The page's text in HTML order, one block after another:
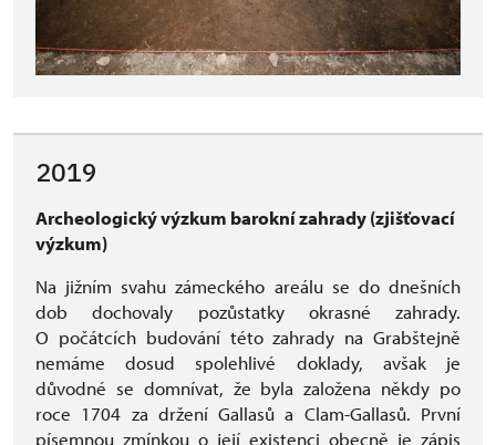
2019
Archeologický výzkum barokní zahrady (zjišťovací
výzkum)
Na jižním svahu zámeckého areálu se do dnešních
dob dochovaly pozůstatky okrasné zahrady.
O počátcích budování této zahrady na Grabštejně
nemáme dosud spolehlivé doklady, avšak je
důvodné se domnívat, že byla založena někdy po
roce 1704 za držení Gallasů a Clam-Gallasů. První
písemnou zmínkou o její existenci obecně je zápis